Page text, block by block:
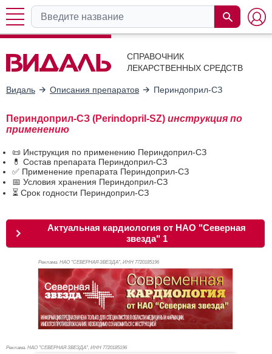
СПРАВОЧНИК
ЛЕКАРСТВЕННЫХ СРЕДСТВ
Видаль Описания препаратов Периндоприл-СЗ
Периндоприл-СЗ (Perindopril-SZ) инструкция по
применению
📜 Инструкция по применению Периндоприл-СЗ
💊 Состав препарата Периндоприл-СЗ
✅ Применение препарата Периндоприл-СЗ
📅 Условия хранения Периндоприл-СЗ
⏳ Срок годности Периндоприл-СЗ
Актуальная кардиология от НАО "Северная
звезда" 1
Реклама. НАО "СЕВЕРНАЯ ЗВЕЗДА", ИНН 7720185196
Реклама. НАО "СЕВЕРНАЯ ЗВЕЗДА", ИНН 7720185196